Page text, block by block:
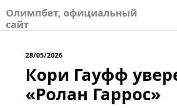
to
content
Олимпбет, официальный
сайт
28/05/2026
Кори Гауфф
«Ролан Гаррос»